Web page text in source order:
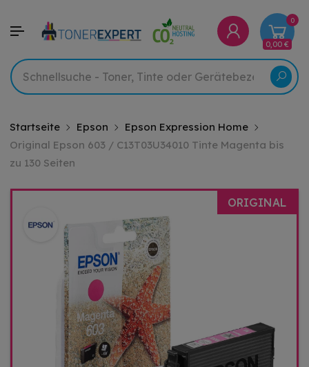
0
0,00 €
Startseite Epson
Epson Expression Home
Original Epson 603 / C13T03U34010 Tinte Magenta bis
zu 130 Seiten
ORIGINAL